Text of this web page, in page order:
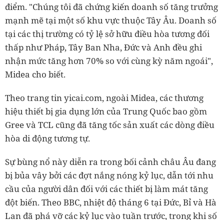
điểm. "Chúng tôi đã chứng kiến doanh số tăng trưởng
mạnh mẽ tại một số khu vực thuộc Tây Âu. Doanh số
tại các thị trường có tỷ lệ sở hữu điều hòa tương đối
thấp như Pháp, Tây Ban Nha, Đức và Anh đều ghi
nhận mức tăng hơn 70% so với cùng kỳ năm ngoái",
Midea cho biết.
Theo trang tin yicai.com, ngoài Midea, các thương
hiệu thiết bị gia dụng lớn của Trung Quốc bao gồm
Gree và TCL cũng đã tăng tốc sản xuất các dòng điều
hòa di động tương tự.
Sự bùng nổ này diễn ra trong bối cảnh châu Âu đang
bị bủa vây bởi các đợt nắng nóng kỷ lục, dẫn tới nhu
cầu của người dân đối với các thiết bị làm mát tăng
đột biến. Theo BBC, nhiệt độ tháng 6 tại Đức, Bỉ và Hà
Lan đã phá vỡ các kỷ lục vào tuần trước, trong khi số